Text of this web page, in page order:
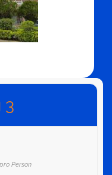
3
pro Person